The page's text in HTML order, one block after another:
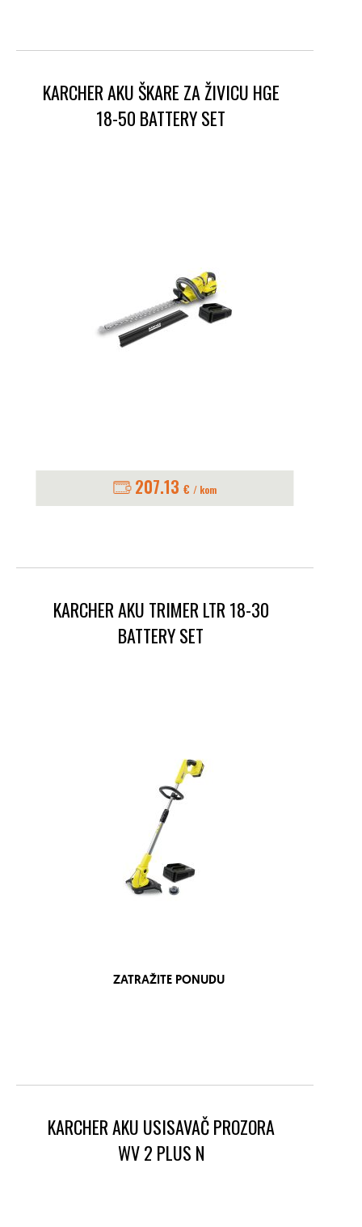
KARCHER AKU ŠKARE ZA ŽIVICU HGE
18-50 BATTERY SET
207.13 € / kom
KARCHER AKU TRIMER LTR 18-30
BATTERY SET
ZATRAŽITE PONUDU
KARCHER AKU USISAVAČ PROZORA
WV 2 PLUS N